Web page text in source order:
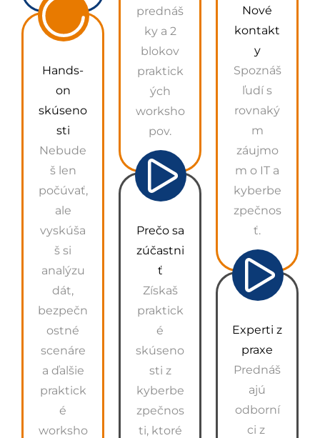
Hands-
on
skúseno
sti
Nebude
š len
počúvať,
ale
vyskúša
š si
analýzu
dát,
bezpečn
ostné
scenáre
a ďalšie
praktick
é
worksho
prednáš
ky a 2
blokov
praktick
ých
worksho
pov.
Prečo sa
zúčastni
ť
Získaš
praktick
é
skúseno
sti z
kyberbe
zpečnos
ti, ktoré
Nové
kontakt
y
Spoznáš
ľudí s
rovnaký
m
záujmo
m o IT a
kyberbe
zpečnos
ť.
Experti z
praxe
Prednáš
ajú
odborní
ci z